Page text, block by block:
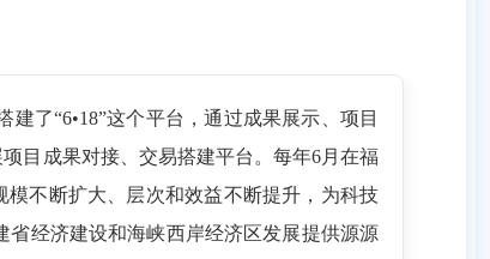
了“6•18”这个平台，通过成果展示、项目
目成果对接、交易搭建平台。每年6月在福
模不断扩大、层次和效益不断提升，为科技
经济建设和海峡西岸经济区发展提供源源